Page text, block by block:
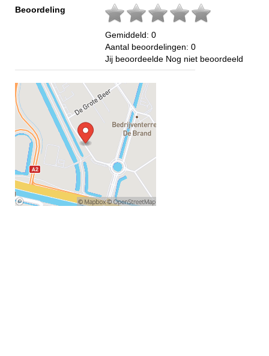
Beoordeling
Gemiddeld: 0
Aantal beoordelingen: 0
Jij beoordeelde Nog niet beoordeeld